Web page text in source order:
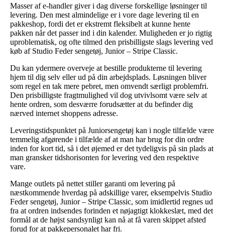
Masser af e-handler giver i dag diverse forskellige løsninger til
levering. Den mest almindelige er i vore dage levering til en
pakkeshop, fordi det er ekstremt fleksibelt at kunne hente
pakken når det passer ind i din kalender. Muligheden er jo rigtig
uproblematisk, og ofte tilmed den prisbilligste slags levering ved
køb af Studio Feder sengetøj, Junior – Stripe Classic.
Du kan ydermere overveje at bestille produkterne til levering
hjem til dig selv eller ud på din arbejdsplads. Løsningen bliver
som regel en tak mere pebret, men omvendt særligt problemfri.
Den prisbilligste fragtmulighed vil dog utvivlsomt være selv at
hente ordren, som desværre forudsætter at du befinder dig
nærved internet shoppens adresse.
Leveringstidspunktet på Juniorsengetøj kan i nogle tilfælde være
temmelig afgørende i tilfælde af at man har brug for din ordre
inden for kort tid, så i det øjemed er det tydeligvis på sin plads at
man gransker tidshorisonten for levering ved den respektive
vare.
Mange outlets på nettet stiller garanti om levering på
næstkommende hverdag på adskillige varer, eksempelvis Studio
Feder sengetøj, Junior – Stripe Classic, som imidlertid regnes ud
fra at ordren indsendes forinden et nøjagtigt klokkeslæt, med det
formål at de højst sandsynligt kan nå at få varen skippet afsted
forud for at pakkepersonalet har fri.